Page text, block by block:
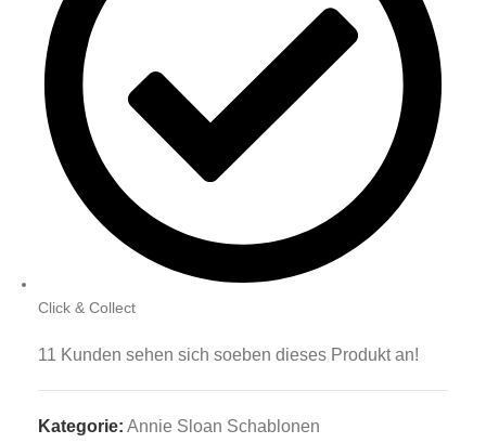
Click & Collect
11 Kunden sehen sich soeben dieses Produkt an!
Kategorie: Annie Sloan Schablonen